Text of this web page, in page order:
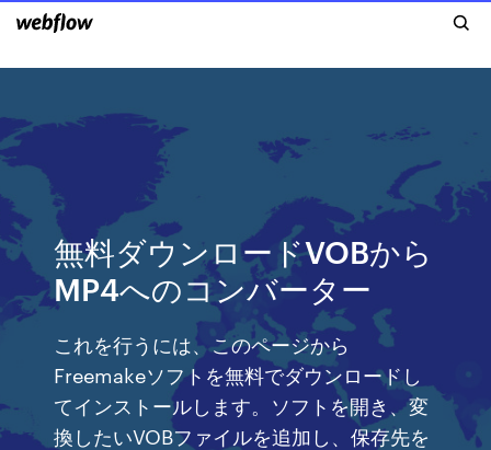
無料ダウンロードVOBから
MP4へのコンバーター
これを行うには、このページから
Freemakeソフトを無料でダウンロードし
てインストールします。ソフトを開き、変
換したいVOBファイルを追加し、保存先を